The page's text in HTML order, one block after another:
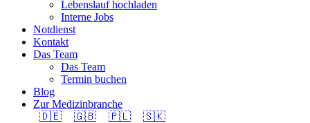
Lebenslauf hochladen
Interne Jobs
Notdienst
Kontakt
Das Team
Das Team
Termin buchen
Blog
Zur Medizinbranche
🇩🇪
🇬🇧 🇵🇱 🇸🇰